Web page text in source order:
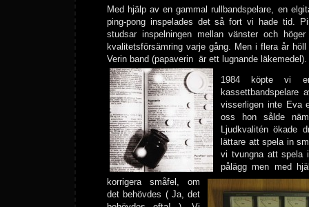
Med hjälp av en gammal rullbandspelare, en
ping-pong inspelades det så fort vi hade tid.
studsar inspelningen mellan vänster och
kvalitetsförsämring varje gång. Men i flera år
Verin band (papaverin är ett lugnande läkemedel).
1984 köpte vi
kassettbandspelare
visserligen inte Eva
oss hon sålde
Ljudkvalitén ökade
lättare att spela in
vi tvungna att spela
pålägg men med
korrigera småfel, om
det behövdes ( Ja, det